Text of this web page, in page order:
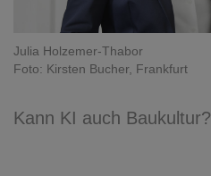
Julia Holzemer-Thabor
Foto: Kirsten Bucher, Frankfurt
Kann KI auch Baukultur?